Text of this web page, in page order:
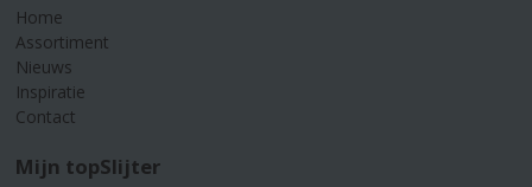
Home
Assortiment
Nieuws
Inspiratie
Contact
Mijn topSlijter